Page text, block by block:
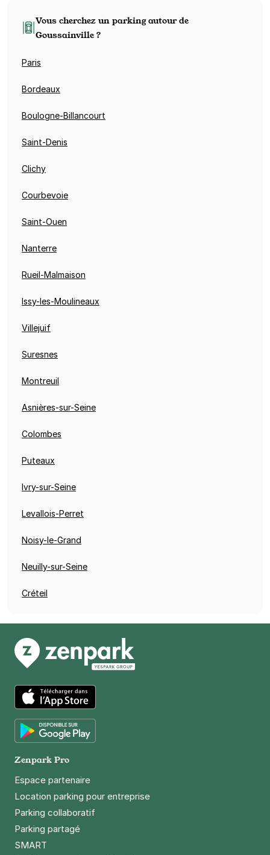
Vous cherchez un parking autour de
Goussainville ?
Paris
Bordeaux
Boulogne-Billancourt
Saint-Denis
Clichy
Courbevoie
Saint-Ouen
Nanterre
Rueil-Malmaison
Issy-les-Moulineaux
Villejuif
Suresnes
Montreuil
Asnières-sur-Seine
Colombes
Puteaux
Ivry-sur-Seine
Levallois-Perret
Noisy-le-Grand
Neuilly-sur-Seine
Créteil
App Store
Zenpark Pro
Espace partenaire
Location parking pour entreprise
Parking collaboratif
Parking partagé
SMART